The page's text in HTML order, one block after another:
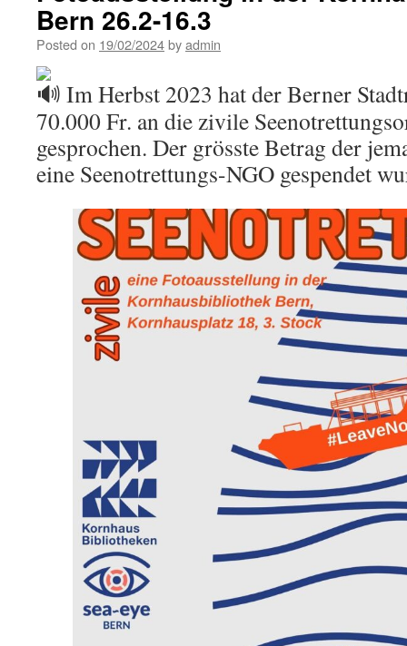
Bern 26.2-16.3
Posted on 19/02/2024byadmin
Im Herbst 2023 hat der Berner
70.000 Fr. an die zivile
gesprochen. Der grösste Betrag der
eine Seenotrettungs-NGO gespendet